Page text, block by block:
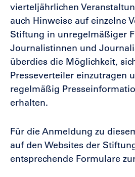
vierteljährlichen
auch Hinweise auf einzelne
Stiftung in unregelmäßiger
Journalistinnen und
überdies die Möglichkeit,
Presseverteiler einzutragen
regelmäßig
erhalten.
Für die Anmeldung zu
auf den Websites der
entsprechende Formulare